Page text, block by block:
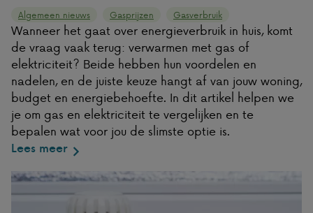
Algemeen nieuws Gasprijzen Gasverbruik
Wanneer het gaat over energieverbruik in huis, komt
de vraag vaak terug: verwarmen met gas of
elektriciteit? Beide hebben hun voordelen en
nadelen, en de juiste keuze hangt af van jouw woning,
budget en energiebehoefte. In dit artikel helpen we
je om gas en elektriciteit te vergelijken en te
bepalen wat voor jou de slimste optie is.
Lees meer